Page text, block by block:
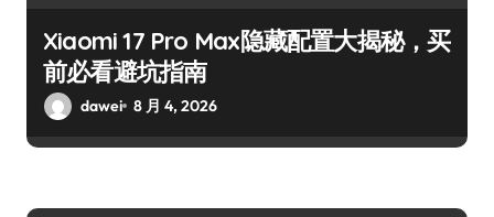
Xiaomi 17 Pro Max隐藏配置大揭秘，买
前必看避坑指南
dawei 8 月 4, 2026